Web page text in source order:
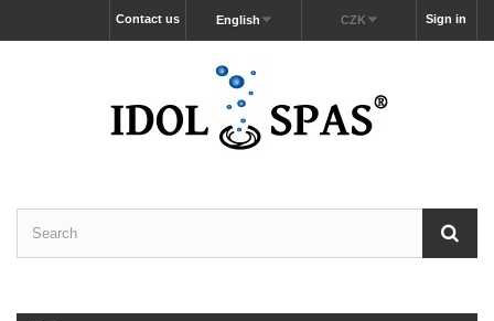
Sign in
CZK
English
Contact us